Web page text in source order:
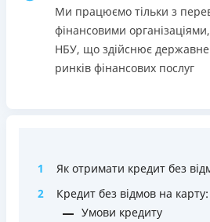
Вся інформація про кредит
ОТРИМАТИ ПОЗИКУ
застави та поручителів;
Процес повністю
хвилин;
Видача коштів відбувається
Нема кредиту для юросіб (ФОП)
Немає цілодобової підтримки
Telegram, Facebook
Ми працюємо тільки з
фінансовими
НБУ, що здійснює
ринків фінансових послуг
1
Як отримати кредит без
2
Кредит без відмов на карту:
Умови кредиту